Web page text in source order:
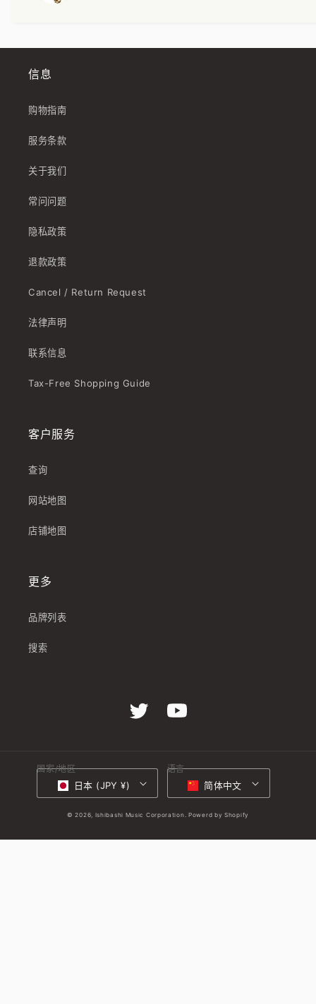
信息
购物指南
服务条款
关于我们
常问问题
隐私政策
退款政策
Cancel / Return Request
法律声明
联系信息
Tax-Free Shopping Guide
客户服务
查询
网站地图
店铺地图
更多
品牌列表
搜索
Twitter YouTube
国家/地区
日本 (JPY ¥)
语言
简体中文
© 2026, Ishibashi Music Corporation. Powerd by Shopify